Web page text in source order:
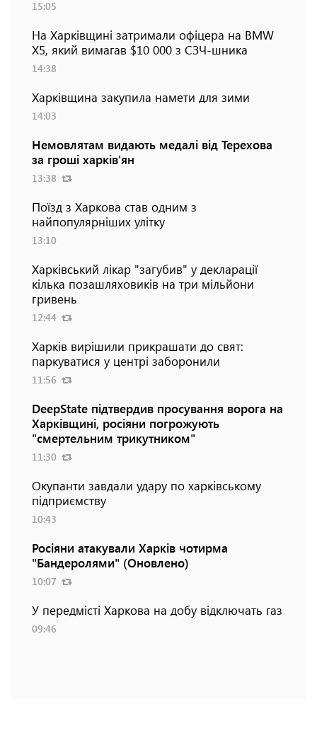
15:05
На Харківщині затримали офіцера на BMW
Х5, який вимагав $10 000 з СЗЧ-шника
14:38
Харківщина закупила намети для зими
14:03
Немовлятам видають медалі від Терехова
за гроші харків'ян
13:38
Поїзд з Харкова став одним з
найпопулярніших улітку
13:10
Харківський лікар "загубив" у декларації
кілька позашляховиків на три мільйони
гривень
12:44
Харків вирішили прикрашати до свят:
паркуватися у центрі заборонили
11:56
DeepState підтвердив просування ворога на
Харківщині, росіяни погрожують
"смертельним трикутником"
11:30
Окупанти завдали удару по харківському
підприємству
10:43
Росіяни атакували Харків чотирма
"Бандеролями" (Оновлено)
10:07
У передмісті Харкова на добу відключать газ
09:46